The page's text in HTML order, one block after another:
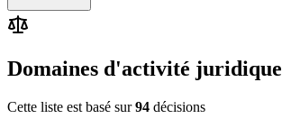
Domaines d'activité juridique
Cette liste est basé sur 94 décisions